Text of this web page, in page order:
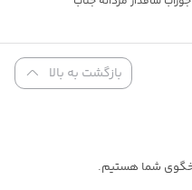
بازگشت به بالا